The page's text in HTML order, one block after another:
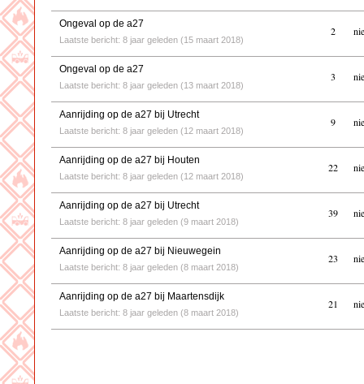
Ongeval op de a27
Laatste bericht: 8 jaar geleden (15 maart 2018)
2
Ongeval op de a27
Laatste bericht: 8 jaar geleden (13 maart 2018)
3
Aanrijding op de a27 bij Utrecht
Laatste bericht: 8 jaar geleden (12 maart 2018)
9
Aanrijding op de a27 bij Houten
Laatste bericht: 8 jaar geleden (12 maart 2018)
22
Aanrijding op de a27 bij Utrecht
Laatste bericht: 8 jaar geleden (9 maart 2018)
39
Aanrijding op de a27 bij Nieuwegein
Laatste bericht: 8 jaar geleden (8 maart 2018)
23
Aanrijding op de a27 bij Maartensdijk
Laatste bericht: 8 jaar geleden (8 maart 2018)
21